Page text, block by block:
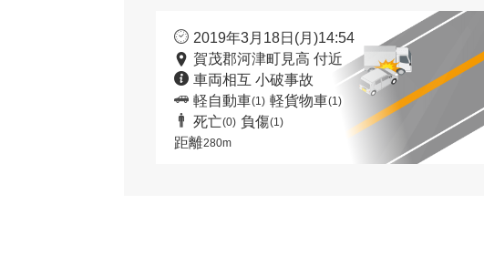
2019年3月18日(月)14:54
賀茂郡河津町見高 付近
車両相互 小破事故
軽自動車(1) 軽貨物車(1)
死亡(0) 負傷(1)
距離280m